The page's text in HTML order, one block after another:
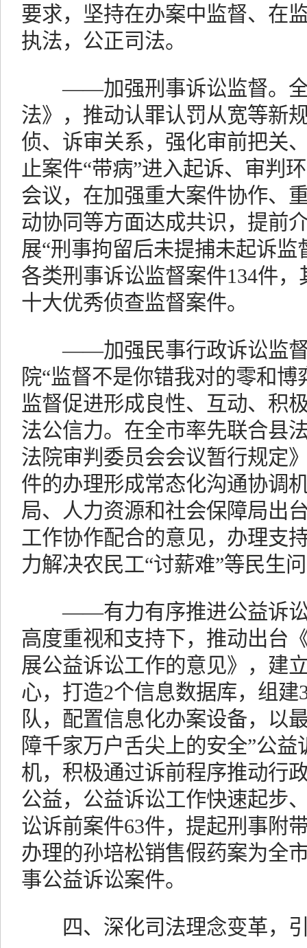
要求，坚持在办案中监督、在
执法，公正司法。
——加强刑事诉讼监督。全
法》，推动认罪认罚从宽等新
侦、诉审关系，强化审前把关
止案件“带病”进入起诉、审判
会议，在加强重大案件协作、
动协同等方面达成共识，提前
展“刑事拘留后未提捕未起诉监
各类刑事诉讼监督案件134件
十大优秀侦查监督案件。
——加强民事行政诉讼监督
院“监督不是你错我对的零和
监督促进形成良性、互动、积
法公信力。在全市率先联合县
法院审判委员会会议暂行规定
件的办理形成常态化沟通协调
局、人力资源和社会保障局出
工作协作配合的意见，办理支
力解决农民工“讨薪难”等民生
——有力有序推进公益诉讼
高度重视和支持下，推动出台
展公益诉讼工作的意见》，建
心，打造2个信息数据库，组
队，配置信息化办案设备，以
障千家万户舌尖上的安全”公
机，积极通过诉前程序推动行
公益，公益诉讼工作快速起步
讼诉前案件63件，提起刑事附
办理的孙培松销售假药案为全
事公益诉讼案件。
四、深化司法理念变革，引